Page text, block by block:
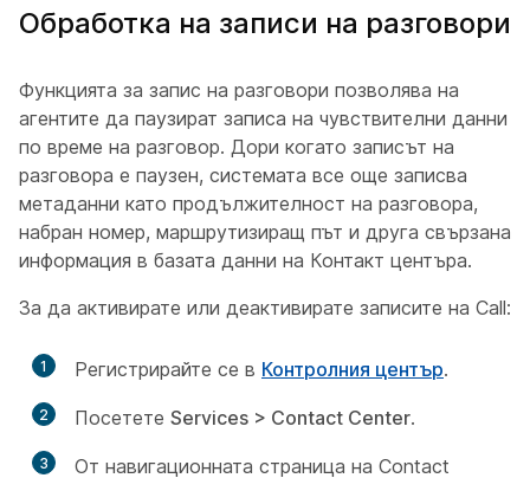
Обработка на записи на разговори
Функцията за запис на разговори позволява на
агентите да паузират записа на чувствителни данни
по време на разговор. Дори когато записът на
разговора е паузен, системата все още записва
метаданни като продължителност на разговора,
набран номер, маршрутизиращ път и друга свързана
информация в базата данни на Контакт центъра.
За да активирате или деактивирате записите на Call:
1 Регистрирайте се в Контролния център.
2 Посетете Services > Contact Center.
3 От навигационната страница на Contact